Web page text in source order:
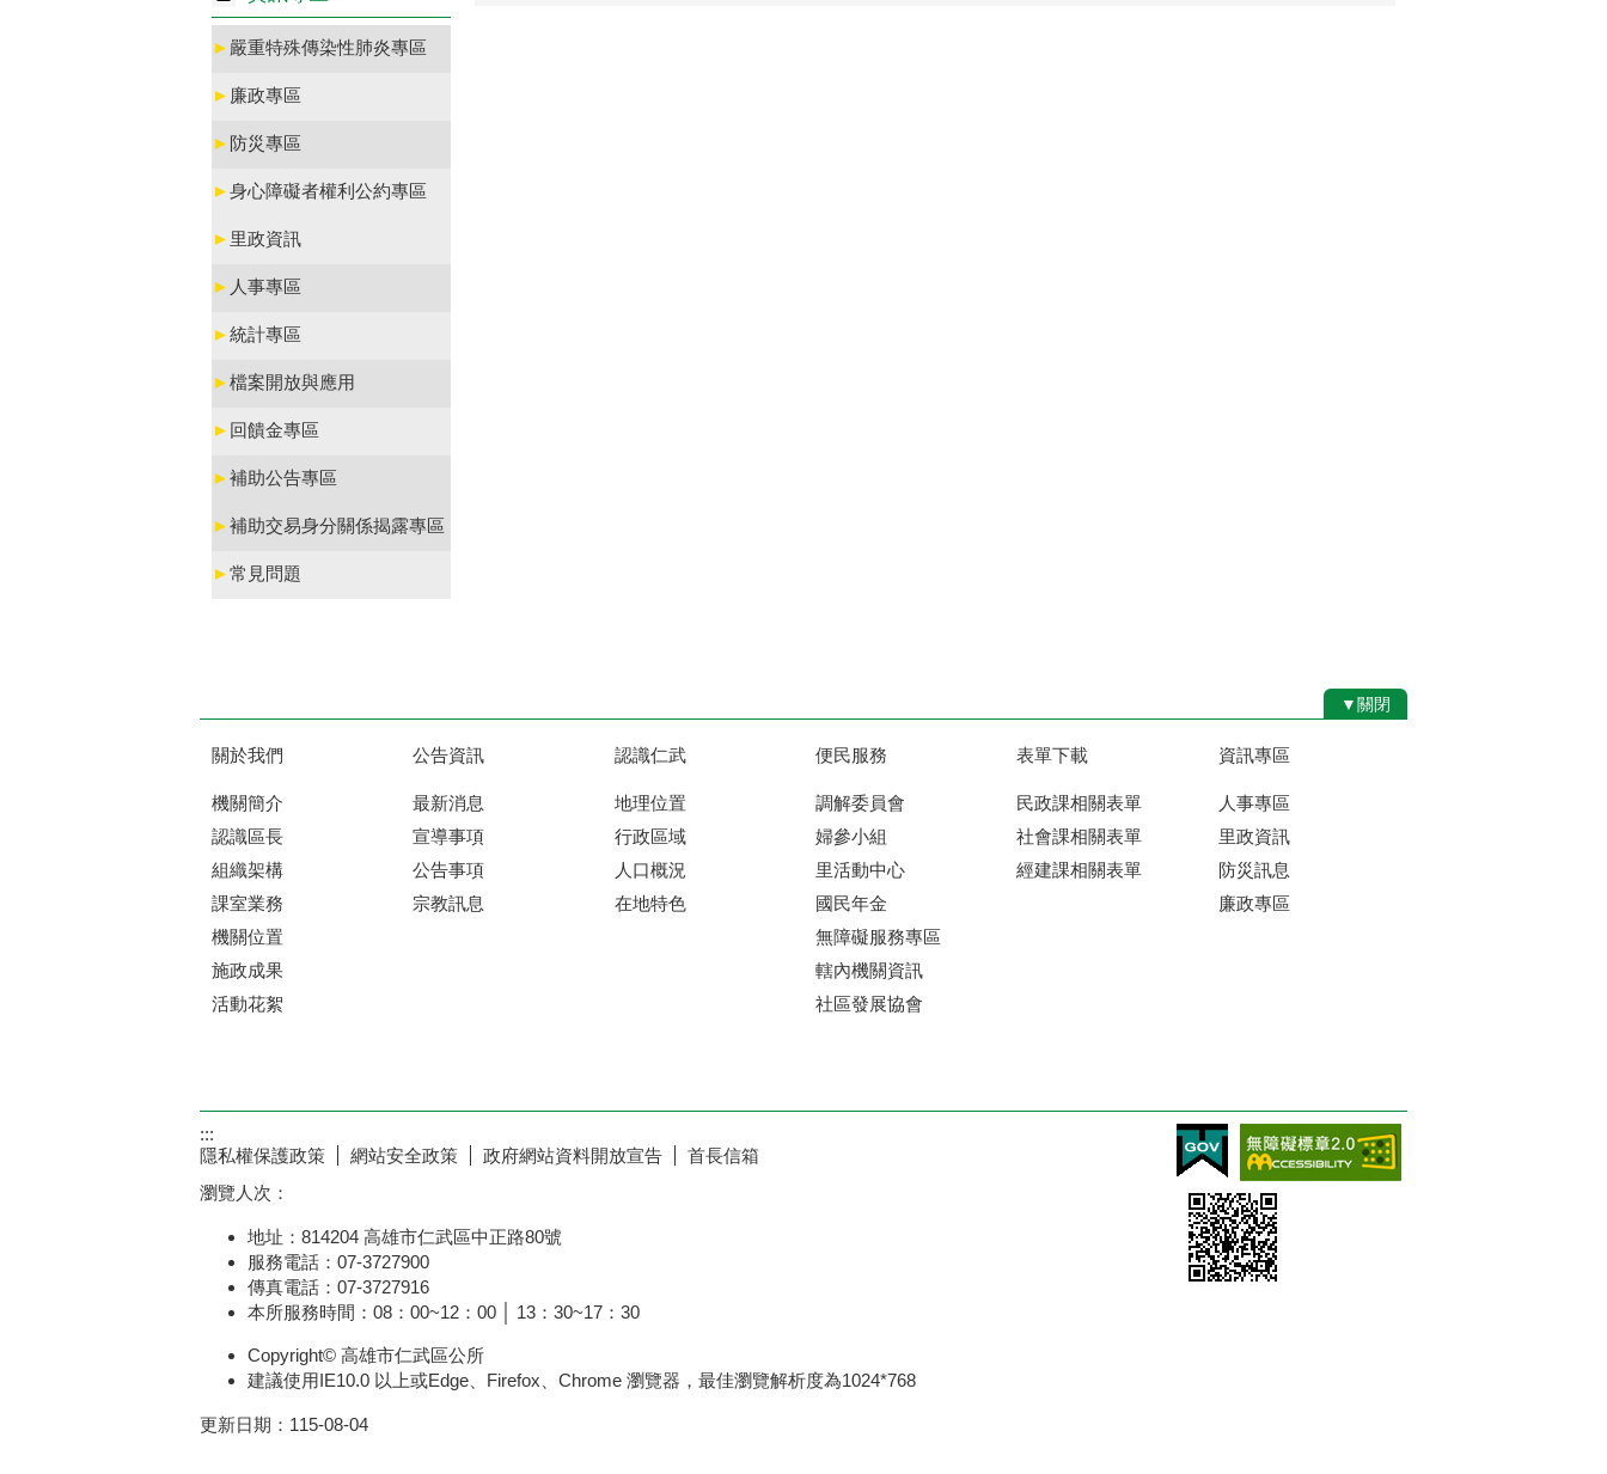
► 嚴重特殊傳染性肺炎專區
► 廉政專區
► 防災專區
►身心障礙者權利公約專區
► 里政資訊
► 人事專區
►統計專區
►檔案開放與應用
► 回饋金專區
►補助公告專區
►補助交易身分關係揭露專區
►常見問題
▼關閉
關於我們
機關簡介
認識區長
組織架構
課室業務
機關位置
施政成果
活動花絮
公告資訊
最新消息
宣導事項
公告事項
宗教訊息
認識仁武
地理位置
行政區域
人口概況
在地特色
便民服務
調解委員會
婦參小組
里活動中心
國民年金
無障礙服務專區
轄內機關資訊
社區發展協會
表單下載
民政課相關表單
社會課相關表單
經建課相關表單
資訊專區
人事專區
里政資訊
防災訊息
廉政專區
:::
隱私權保護政策
網站安全政策 政府網站資料開放宣告
首長信箱
瀏覽人次：
地址：814204 高雄市仁武區中正路80號
服務電話：07-3727900
傳真電話：07-3727916
本所服務時間：08：00~12：00 │ 13：30~17：30
Copyright© 高雄市仁武區公所
建議使用IE10.0 以上或Edge、Firefox、Chrome 瀏覽器，最佳瀏覽解析度為1024*768
更新日期： 115-08-04